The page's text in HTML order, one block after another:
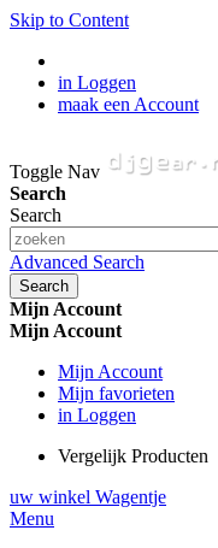
Skip to Content
in Loggen
maak een Account
Toggle Nav
Search
Search
Advanced Search
Search
Mijn Account
Mijn Account
Mijn Account
Mijn favorieten
in Loggen
Vergelijk Producten
uw winkel Wagentje
Menu